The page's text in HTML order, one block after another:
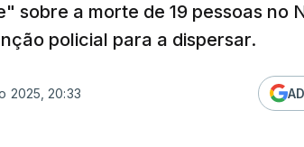
sobre a morte de 19 pessoas no
policial para a dispersar.
2025, 20:33